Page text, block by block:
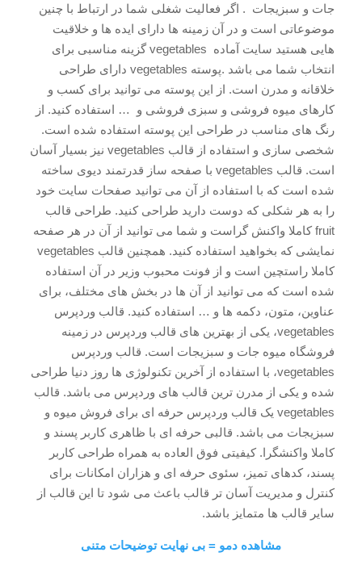
جات و سبزیجات . اگر فعالیت شغلی شما در ارتباط با چنین
موضوعاتی است و در آن زمینه ها دارای ایده ها و خلاقیت
هایی هستید سایت آماده vegetables گزینه مناسبی برای
انتخاب شما می باشد .پوسته vegetables دارای طراحی
خلاقانه و مدرن است. از این پوسته می توانید برای کسب و
کارهای میوه فروشی و سبزی فروشی و … استفاده کنید. از
رنگ های مناسب در طراحی این پوسته استفاده شده است.
شخصی سازی و استفاده از قالب vegetables نیز بسیار آسان
است. قالب vegetables با صفحه ساز قدرتمند دیوی ساخته
شده است که با استفاده از آن می توانید صفحات سایت خود
را به هر شکلی که دوست دارید طراحی کنید. طراحی قالب
fruit کاملا واکنش گراست و شما می توانید از آن در هر صفحه
نمایشی که بخواهید استفاده کنید. همچنین قالب vegetables
کاملا راستچین است و از فونت محبوب وزیر در آن استفاده
شده است که می توانید از آن ها در بخش های مختلف، برای
عناوین، متون، دکمه ها و … استفاده کنید. قالب وردپرس
vegetables، یکی از بهترین های قالب وردپرس در زمینه
فروشگاه میوه جات و سبزیجات است. قالب وردپرس
vegetables، با استفاده از آخرین تکنولوژی ها روز دنیا طراحی
شده و یکی از مدرن ترین قالب های وردپرس می باشد. قالب
vegetables یک قالب وردپرس حرفه ای برای فروش میوه و
سبزیجات می باشد. قالبی حرفه ای با ظاهری کاربر پسند و
کاملا واکنشگرا. کیفیتی فوق العاده به همراه طراحی کاربر
پسند، کدهای تمیز، سئوی حرفه ای و هزاران امکانات برای
کنترل و مدیریت آسان تر قالب باعث می شود تا این قالب از
سایر قالب ها متمایز باشد.
مشاهده دمو = بی نهایت توضیحات متنی